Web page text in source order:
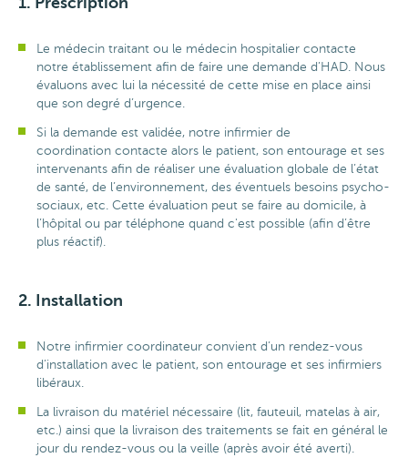
Le médecin traitant ou le médecin hospitalier contacte
notre établissement afin de faire une demande d’HAD. Nous
évaluons avec lui la nécessité de cette mise en place ainsi
que son degré d’urgence.
Si la demande est validée, notre infirmier de
coordination contacte alors le patient, son entourage et ses
intervenants afin de réaliser une évaluation globale de l’état
de santé, de l’environnement, des éventuels besoins psycho-
sociaux, etc. Cette évaluation peut se faire au domicile, à
l’hôpital ou par téléphone quand c'est possible (afin d’être
plus réactif).
2. Installation
Notre infirmier coordinateur convient d’un rendez-vous
d’installation avec le patient, son entourage et ses infirmiers
libéraux.
La livraison du matériel nécessaire (lit, fauteuil, matelas à air,
etc.) ainsi que la livraison des traitements se fait en général le
jour du rendez-vous ou la veille (après avoir été averti).